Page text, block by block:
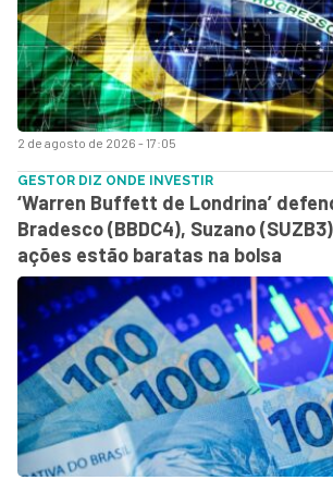
2 de agosto de 2026 - 17:05
GESTOR DIZ ONDE INVESTIR
‘Warren Buffett de Londrina’
Bradesco (BBDC4), Suzano
ações estão baratas na bolsa